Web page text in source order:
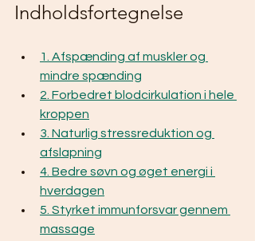
Indholdsfortegnelse
1. Afspænding af muskler og
mindre spænding
2. Forbedret blodcirkulation i hele
kroppen
3. Naturlig stressreduktion og
afslapning
4. Bedre søvn og øget energi i
hverdagen
5. Styrket immunforsvar gennem
massage